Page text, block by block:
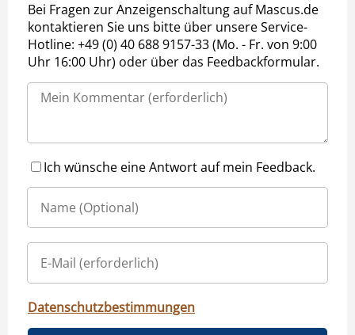
Bei Fragen zur Anzeigenschaltung auf Mascus.de
kontaktieren Sie uns bitte über unsere Service-
Hotline: +49 (0) 40 688 9157-33 (Mo. - Fr. von 9:00
Uhr 16:00 Uhr) oder über das Feedbackformular.
Ich wünsche eine Antwort auf mein Feedback.
Datenschutzbestimmungen